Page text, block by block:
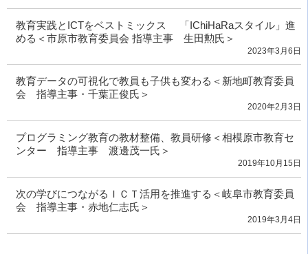
教育実践とICTをベストミックス 「IChiHaRaスタイル」進
める＜市原市教育委員会 指導主事 生田勲氏＞
2023年3月6日
教育データの可視化で教員も子供も変わる＜新地町教育委員
会 指導主事・千葉正俊氏＞
2020年2月3日
プログラミング教育の教材整備、教員研修＜相模原市教育セ
ンター 指導主事 渡邊茂一氏＞
2019年10月15日
次の学びにつながるＩＣＴ活用を推進する＜岐阜市教育委員
会 指導主事・赤地仁志氏＞
2019年3月4日